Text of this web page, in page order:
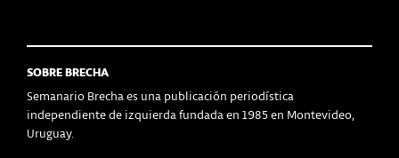
SOBRE BRECHA
Semanario Brecha es una publicación periodística
independiente de izquierda fundada en 1985 en Montevideo,
Uruguay.